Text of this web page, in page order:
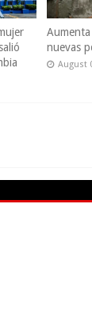
nuevas
August